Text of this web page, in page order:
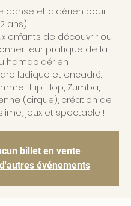
danse et d'aérien pour
ans)
enfants de découvrir ou
leur pratique de la
hamac aérien
ludique et encadré.
: Hip-Hop, Zumba,
(cirque), création de
jeux et spectacle !
billet en vente
événements